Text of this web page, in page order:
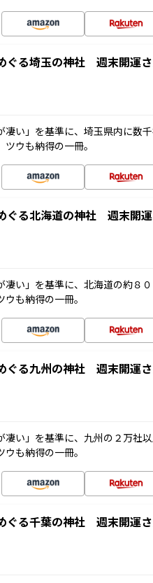
ぐる埼玉の神社 週末開運
凄い」を基準に、埼玉県内に数
ウも納得の一冊。
ぐる北海道の神社 週末開
凄い」を基準に、北海道の約８
も納得の一冊。
ぐる九州の神社 週末開運
凄い」を基準に、九州の２万社
も納得の一冊。
ぐる千葉の神社 週末開運